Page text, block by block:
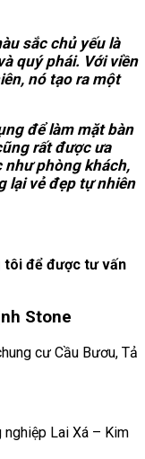
sắc chủ yếu là
quý phái. Với viền
nó tạo ra một
để làm mặt bàn
rất được ưa
như phòng khách,
lại vẻ đẹp tự nhiên
tôi để được tư vấn
Stone
cư Cầu Bươu, Tả
nghiệp Lai Xá – Kim